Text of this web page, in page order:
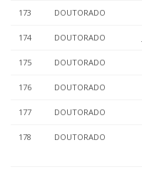
173 DOUTORADO
174 DOUTORADO
175 DOUTORADO
176 DOUTORADO
177 DOUTORADO
178 DOUTORADO